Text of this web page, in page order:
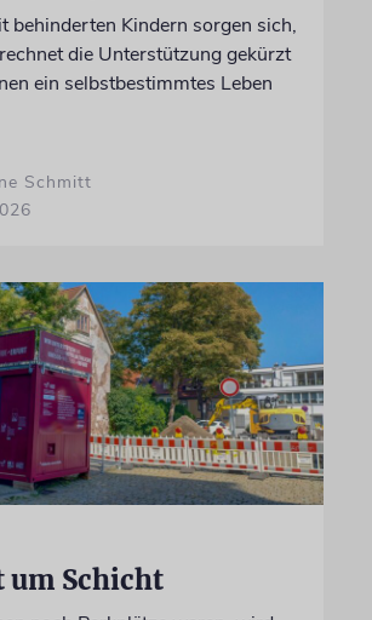
behinderten Kindern sorgen sich,
die Unterstützung gekürzt
ein selbstbestimmtes Leben
Schmitt
um Schicht